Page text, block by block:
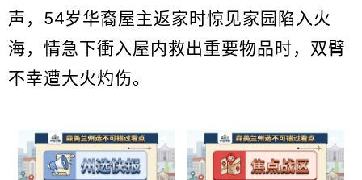
声，54岁华裔屋主返家时惊见家园陷入火
海，情急下衝入屋内救出重要物品时，双臂
不幸遭大火灼伤。